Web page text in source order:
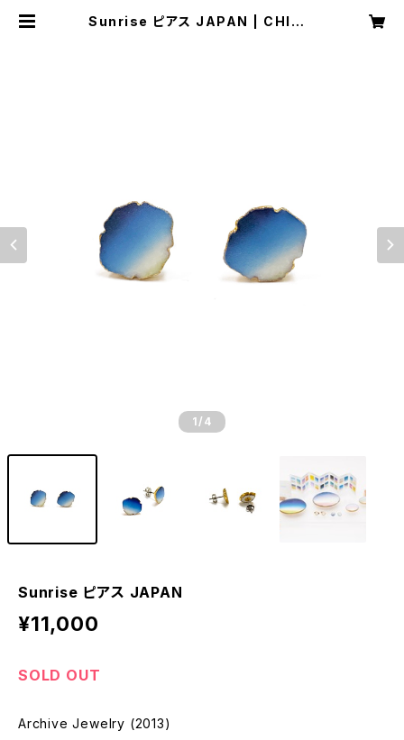
Sunrise ピアス JAPAN | CHIMA
1 /4
Sunrise ピアス JAPAN
¥11,000
SOLD OUT
Archive Jewelry (2013)